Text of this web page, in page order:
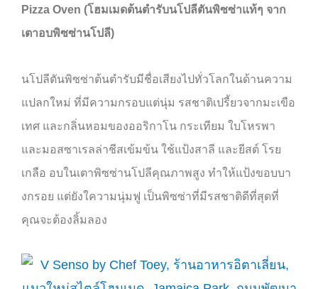
Pizza Oven (โฮมเมดต้นตำรับนโปลีตันพิซซ่าแท้ๆ จาก
เตาอบพิซซ่านโปลี)
นโปลีตันพิซซ่าต้นตำรับมีชื่อเสียงไปทั่วโลกในด้านความ
แปลกใหม่ ที่มีความกรอบแต่นุ่ม รสชาติเปรี้ยวจากมะเขือ
เทศ และกลิ่นหอมของออริกาโน กระเทียม ใบโหรพา
และมอสซาเรลล่าชีสเข้มข้น ใช้แป้งสาลี และยีสต์ โรย
เกลือ อบในเตาพิซซ่านโปลีคุณภาพสูง ทำให้แป้งขอบบา
งกรอย แต่ยังใความนุ่มฟู เป็นพิซซ่าที่มีรสชาติดีที่สุดที่
คุณจะต้องลิ้มลอง